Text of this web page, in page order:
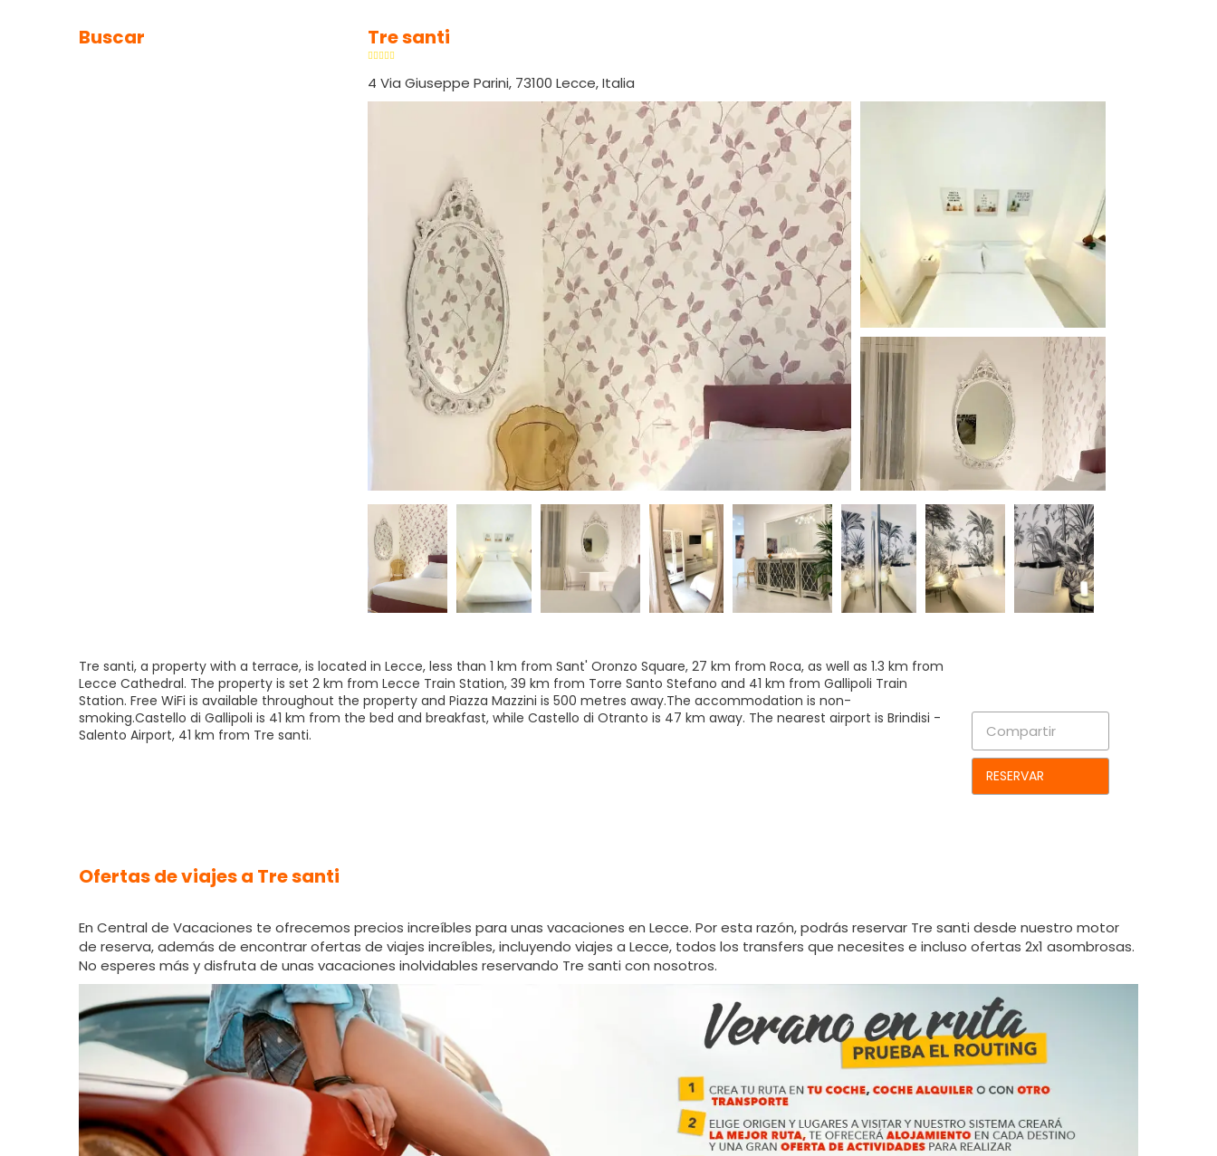
Buscar Tre santi
4 Via Giuseppe Parini, 73100 Lecce, Italia
Tre santi, a property with a terrace, is located in Lecce, less than 1 km from Sant' Oronzo Square, 27 km from Roca, as well as 1.3 km from
Lecce Cathedral. The property is set 2 km from Lecce Train Station, 39 km from Torre Santo Stefano and 41 km from Gallipoli Train
Station. Free WiFi is available throughout the property and Piazza Mazzini is 500 metres away.The accommodation is non-
smoking.Castello di Gallipoli is 41 km from the bed and breakfast, while Castello di Otranto is 47 km away. The nearest airport is Brindisi -
Salento Airport, 41 km from Tre santi.
Compartir
RESERVAR
Ofertas de viajes a Tre santi
En Central de Vacaciones te ofrecemos precios increíbles para unas vacaciones en Lecce. Por esta razón, podrás reservar Tre santi desde nuestro motor
de reserva, además de encontrar ofertas de viajes increíbles, incluyendo viajes a Lecce, todos los transfers que necesites e incluso ofertas 2x1 asombrosas.
No esperes más y disfruta de unas vacaciones inolvidables reservando Tre santi con nosotros.